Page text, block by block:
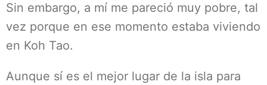
Sin embargo, a mí me pareció muy pobre, tal
vez porque en ese momento estaba viviendo
en Koh Tao.
Aunque sí es el mejor lugar de la isla para